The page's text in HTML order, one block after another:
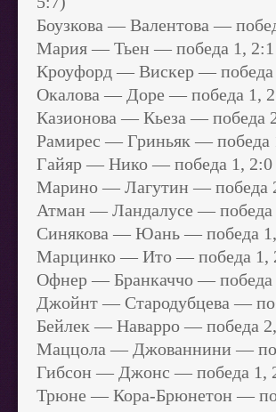
Боузкова — Валентова —
Мария — Тьен — победа 1, 2:1
Кроуфорд — Вискер — победа
Окалова — Доре — победа 1,
Казионова — Кьеза — победа
Рамирес — Гриньяк — победа
Гайяр — Нико — победа 1, 2:0
Марино — Лагутин — победа
Атман — Ландалусе — победа
Синякова — Юань — победа
Марцинко — Ито — победа 1,
Офнер — Бранкаччо — победа
Джойнт — Стародубцева —
Бейлек — Наварро — победа
Маццола — Джованнини —
Гибсон — Джонс — победа 1,
Трюне — Кора-Брюнетон —